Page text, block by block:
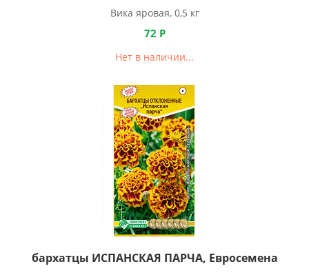
Вика яровая, 0,5 кг
72 Р
Нет в наличии...
бархатцы ИСПАНСКАЯ ПАРЧА, Евросемена